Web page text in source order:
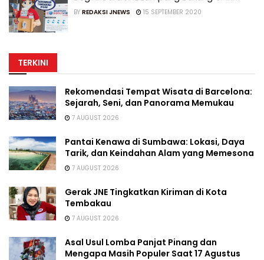
BY REDAKSI JNEWS 15 SEPTEMBER 2020
TERKINI
Rekomendasi Tempat Wisata di Barcelona:
Sejarah, Seni, dan Panorama Memukau
7 AUGUST 2026
Pantai Kenawa di Sumbawa: Lokasi, Daya
Tarik, dan Keindahan Alam yang Memesona
7 AUGUST 2026
Gerak JNE Tingkatkan Kiriman di Kota
Tembakau
7 AUGUST 2026
Asal Usul Lomba Panjat Pinang dan
Mengapa Masih Populer Saat 17 Agustus